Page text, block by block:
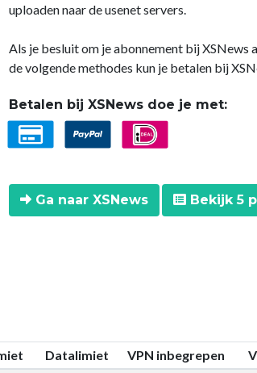
uploaden naar de usenet servers.
Als je besluit om je abonnement bij
de volgende methodes kun je betalen bij
Betalen bij XSNews doe je met:
Ga naar XSNews Bekijk 5
Datalimiet VPN inbegrepen